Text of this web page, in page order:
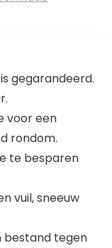
gegarandeerd.
voor een
rondom.
te besparen
vuil, sneeuw
bestand tegen